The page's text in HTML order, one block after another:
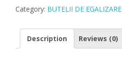
CIRCUITE
neizolata
Category: BUTELII DE EGALIZARE
Description Reviews (0)